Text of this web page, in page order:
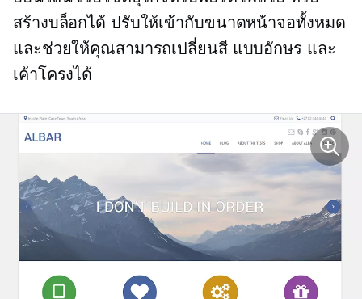
สร้างบล็อกได้ ปรับให้เข้ากับขนาดหน้าจอทั้งหมด
และช่วยให้คุณสามารถเปลี่ยนสี แบบอักษร และ
เค้าโครงได้